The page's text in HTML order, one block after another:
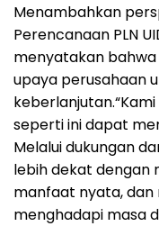
Menambahkan
Perencanaan PLN
menyatakan
upaya perusahaan
seperti ini dapat
Melalui dukungan
lebih dekat dengan
manfaat nyata, dan
menghadapi masa